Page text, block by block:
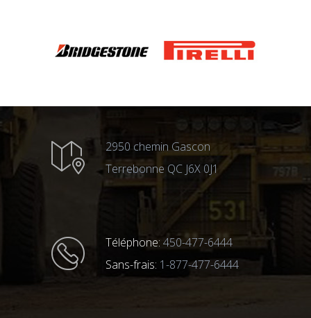
2950 chemin Gascon
Terrebonne QC J6X 0J1
Téléphone: 450-477-6444
Sans-frais: 1-877-477-6444